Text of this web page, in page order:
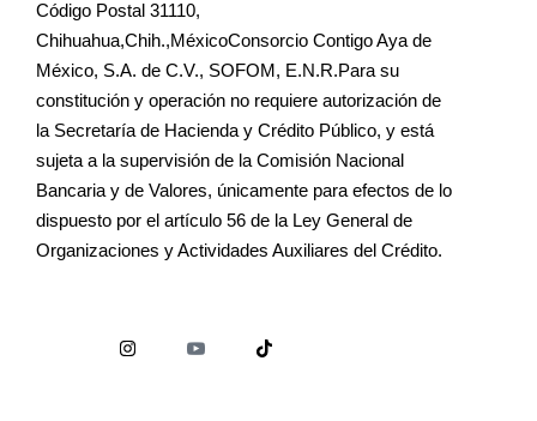
Código Postal 31110,
Chihuahua,Chih.,MéxicoConsorcio Contigo Aya de
México, S.A. de C.V., SOFOM, E.N.R.Para su
constitución y operación no requiere autorización de
la Secretaría de Hacienda y Crédito Público, y está
sujeta a la supervisión de la Comisión Nacional
Bancaria y de Valores, únicamente para efectos de lo
dispuesto por el artículo 56 de la Ley General de
Organizaciones y Actividades Auxiliares del Crédito.